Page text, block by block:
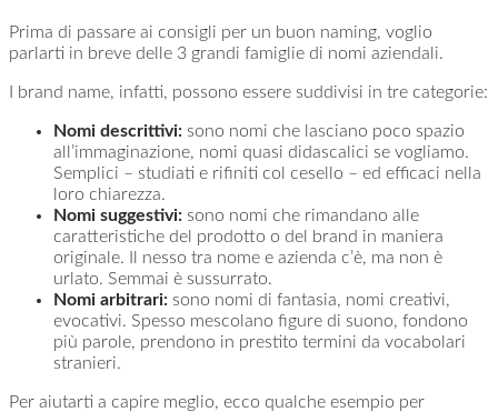
Prima di passare ai consigli per un buon naming, voglio
parlarti in breve delle 3 grandi famiglie di nomi aziendali.
I brand name, infatti, possono essere suddivisi in tre categorie:
Nomi descrittivi: sono nomi che lasciano poco spazio
all’immaginazione, nomi quasi didascalici se vogliamo.
Semplici – studiati e rifiniti col cesello – ed efficaci nella
loro chiarezza.
Nomi suggestivi: sono nomi che rimandano alle
caratteristiche del prodotto o del brand in maniera
originale. Il nesso tra nome e azienda c’è, ma non è
urlato. Semmai è sussurrato.
Nomi arbitrari: sono nomi di fantasia, nomi creativi,
evocativi. Spesso mescolano figure di suono, fondono
più parole, prendono in prestito termini da vocabolari
stranieri.
Per aiutarti a capire meglio, ecco qualche esempio per